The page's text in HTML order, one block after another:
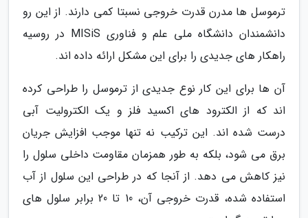
ترموسل ها مدرن قدرت خروجی نسبتا کمی دارند. از این رو
دانشمندان دانشگاه ملی علم و فناوری MISiS در روسیه
راهکار های جدیدی را برای این مشکل ارائه داده اند.
آن ها برای این کار نوع جدیدی از ترموسل را طراحی کرده
اند که از الکترود های اکسید فلز و یک الکترولیت آبی
درست شده اند. این ترکیب نه تنها موجب افزایش جریان
برق می شود، بلکه به طور همزمان مقاومت داخلی سلول را
نیز کاهش می دهد. از آنجا که در طراحی این سلول از آب
استفاده شده، قدرت خروجی آن، 10 تا 20 برابر سلول های